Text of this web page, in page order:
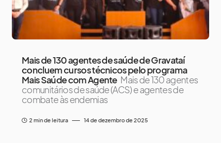
Mais de 130 agentes de saúde de Gravataí
concluem cursos técnicos pelo programa
Mais Saúde com Agente Mais de 130 agentes
comunitários de saúde (ACS) e agentes de
combate às endemias
2 min de leitura 14 de dezembro de 2025